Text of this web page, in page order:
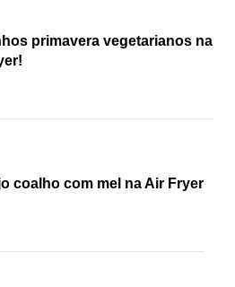
primavera vegetarianos na
coalho com mel na Air Fryer